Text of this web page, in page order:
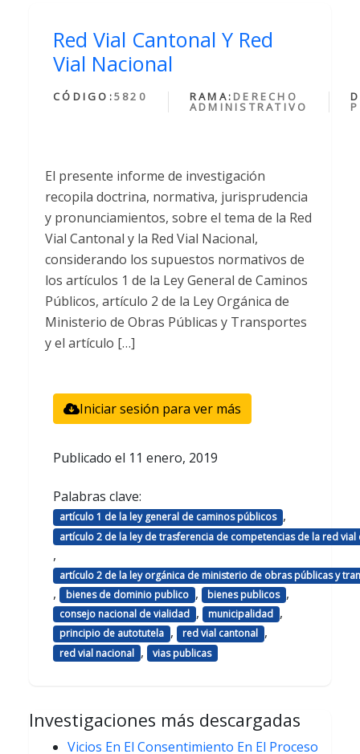
Red Vial Cantonal Y Red
Vial Nacional
CÓDIGO:5820 RAMA: DERECHO
ADMINISTRATIVO
El presente informe de investigación
recopila doctrina, normativa, jurisprudencia
y pronunciamientos, sobre el tema de la Red
Vial Cantonal y la Red Vial Nacional,
considerando los supuestos normativos de
los artículos 1 de la Ley General de Caminos
Públicos, artículo 2 de la Ley Orgánica de
Ministerio de Obras Públicas y Transportes
y el artículo […]
Iniciar sesión para ver más
Publicado el 11 enero, 2019
Palabras clave:
artículo 1 de la ley general de caminos públicos ,
artículo 2 de la ley de trasferencia de competencias de la red vial
,
artículo 2 de la ley orgánica de ministerio de obras públicas y
, bienes de dominio publico , bienes publicos ,
consejo nacional de vialidad , municipalidad ,
principio de autotutela , red vial cantonal ,
red vial nacional , vias publicas
Investigaciones más descargadas
Vicios En El Consentimiento En El Proceso